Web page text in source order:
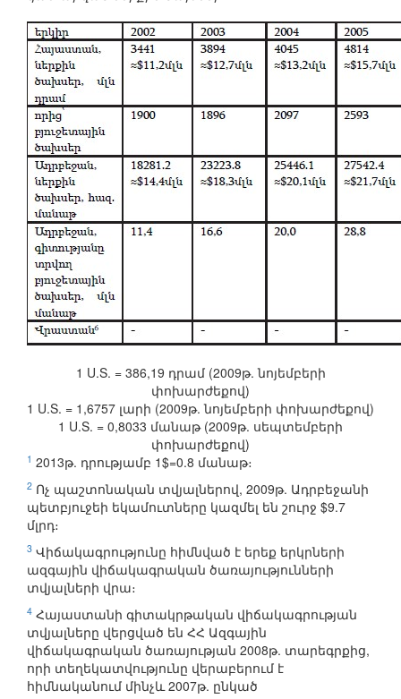
1 U.S. = 386,19 դրամ (2009թ. նոյեմբերի
փոխարժեքով)
1 U.S. = 1,6757 լարի (2009թ. նոյեմբերի փոխարժեքով)
1 U.S. = 0,8033 մանաթ (2009թ. սեպտեմբերի
փոխարժեքով)
1 2013թ. դրությամբ 1$=0.8 մանաթ։
2 Ոչ պաշտոնական տվյալներով, 2009թ. Ադրբեջանի
պետբյուջեի եկամուտները կազմել են շուրջ $9.7
մլրդ։
3 Վիճակագրությունը հիմնված է երեք երկրների
ազգային վիճակագրական ծառայությունների
տվյալների վրա։
4 Հայաստանի գիտակրթական վիճակագրության
տվյալները վերցված են ՀՀ Ազգային
վիճակագրական ծառայության 2008թ. տարեգրքից,
որի տեղեկատվությունը վերաբերում է
հիմնականում մինչև 2007թ. ընկած